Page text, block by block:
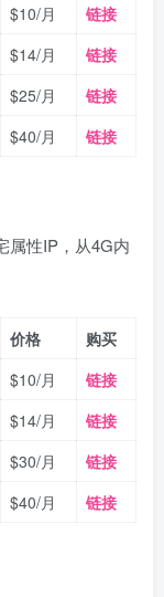
$10/月
链接
$14/月
链接
$25/月
链接
$40/月 链接
属性IP，从4G内
价格
购买
$10/月
链接
$14/月
链接
$30/月
链接
$40/月 链接